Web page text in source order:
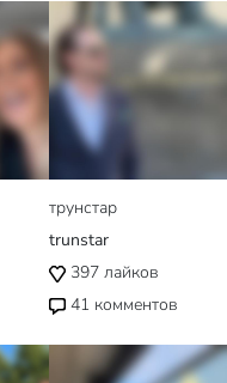
трунстар
trunstar
397лайков
41 комментов